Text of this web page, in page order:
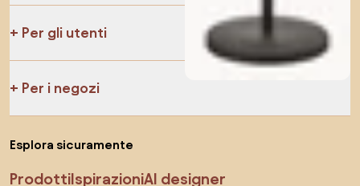
Per gli utenti
Per i negozi
Esplora sicuramente
ProdottiIspirazioniAI designer